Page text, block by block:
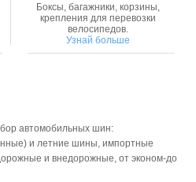
Боксы, багажники, корзины,
крепления для перевозки
велосипедов.
Узнай больше
автомобильных шин:
и летние шины, импортные
и внедорожные, от эконом-до